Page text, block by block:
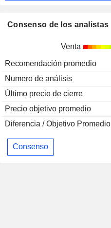
Consenso de los analistas
Venta
Recomendación promedio
Numero de análisis
Último precio de cierre
Precio objetivo promedio
Diferencia / Objetivo Promedio
Consenso